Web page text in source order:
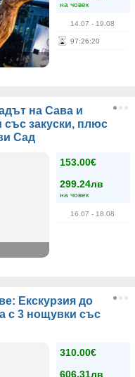
на човек
14.07 - 19.08
97:26:20
на Сава и
със закуски, плюс
Сад
153.00€
299.24лв
на човек
16.07 - 18.08
Екскурзия до
с 3 нощувки със
310.00€
606.31лв